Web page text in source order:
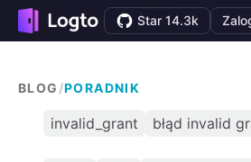
Star 14.3k
BLOG /PORADNIK
invalid_grant błąd invalid